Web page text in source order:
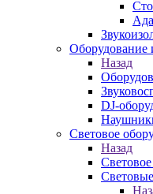
Оборудование
Назад
DJ-
Световое
Назад